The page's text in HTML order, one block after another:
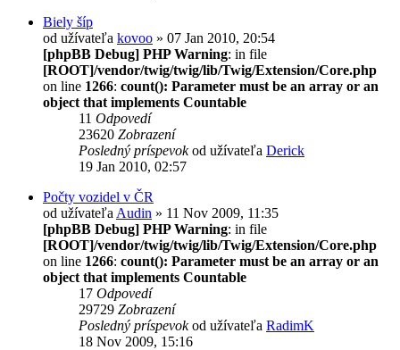
Biely šíp
od užívateľa kovoo » 07 Jan 2010, 20:54
[phpBB Debug] PHP Warning: in file
[ROOT]/vendor/twig/twig/lib/Twig/Extension/Core.php
on line 1266: count(): Parameter must be an array or an
object that implements Countable
11 Odpovedí
23620 Zobrazení
Posledný príspevokod užívateľa Derick
19 Jan 2010, 02:57
Počty vozidel v ČR
od užívateľa Audin » 11 Nov 2009, 11:35
[phpBB Debug] PHP Warning: in file
[ROOT]/vendor/twig/twig/lib/Twig/Extension/Core.php
on line 1266: count(): Parameter must be an array or an
object that implements Countable
17 Odpovedí
29729 Zobrazení
Posledný príspevokod užívateľa RadimK
18 Nov 2009, 15:16